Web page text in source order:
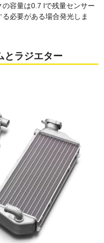
容量は0.7 lで残量センサー
必要がある場合発光しま
とラジエター